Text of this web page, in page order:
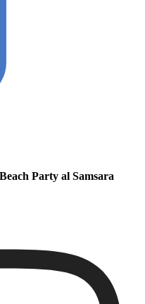
Beach Party al Samsara